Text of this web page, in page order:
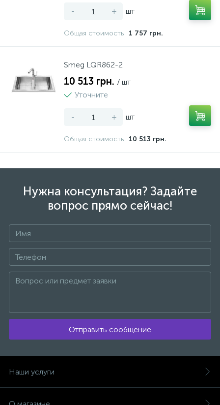
- + шт
Общая стоимость 1 757 грн.
Smeg LQR862-2
10 513 грн. / шт
Уточните
- + шт
Общая стоимость 10 513 грн.
Нужна консультация? Задайте
вопрос прямо сейчас!
Отправить сообщение
Наши услуги